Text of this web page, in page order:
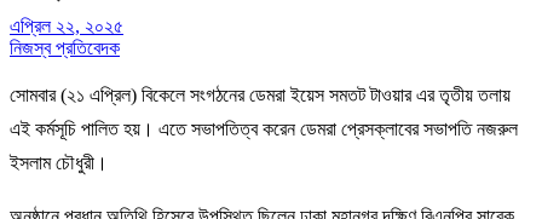
এপ্রিল ২২, ২০২৫
নিজস্ব প্রতিবেদক
সোমবার (২১ এপ্রিল) বিকেলে সংগঠনের ডেমরা ইয়েস সমতট টাওয়ার এর তৃতীয় তলায়
এই কর্মসূচি পালিত হয়। এতে সভাপতিত্ব করেন ডেমরা প্রেসক্লাবের সভাপতি নজরুল
ইসলাম চৌধুরী।